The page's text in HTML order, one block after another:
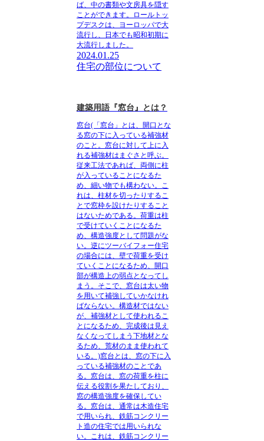
ば、中の書類や文房具を隠す
ことができます。ロールトッ
プデスクは、ヨーロッパで大
流行し、日本でも昭和初期に
大流行しました。
2024.01.25
住宅の部位について
建築用語『窓台』とは？
窓台(「窓台」とは、開口とな
る窓の下に入っている補強材
のこと。窓台に対して上に入
れる補強材はまぐさと呼ぶ。
従来工法であれば、両側に柱
が入っていることになるた
め、細い物でも構わない。こ
れは、柱材を切ったりするこ
とで窓枠を設けたりすること
はないためである。荷重は柱
で受けていくことになるた
め、構造強度として問題がな
い。逆にツーバイフォー住宅
の場合には、壁で荷重を受け
ていくことになるため、開口
部が構造上の弱点となってし
まう。そこで、窓台は太い物
を用いて補強していかなけれ
ばならない。構造材ではない
が、補強材として使われるこ
とになるため、完成後は見え
なくなってしまう下地材とな
るため、荒材のまま使われて
いる。)窓台とは、窓の下に入
っている補強材のことであ
る。窓台は、窓の荷重を柱に
伝える役割を果たしており、
窓の構造強度を確保してい
る。窓台は、通常は木造住宅
で用いられ、鉄筋コンクリー
ト造の住宅では用いられな
い。これは、鉄筋コンクリー